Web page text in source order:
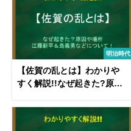
明治時代
【佐賀の乱とは】わかりや
すく解説!!なぜ起きた?原因
ど